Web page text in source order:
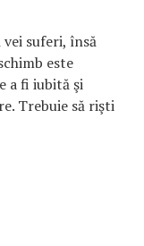
suferi, însă
este
a fi iubită şi
Trebuie să rişti